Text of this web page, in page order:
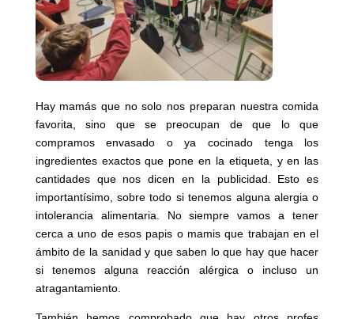
Hay mamás que no solo nos preparan nuestra comida
favorita, sino que se preocupan de que lo que
compramos envasado o ya cocinado tenga los
ingredientes exactos que pone en la etiqueta, y en las
cantidades que nos dicen en la publicidad. Esto es
importantísimo, sobre todo si tenemos alguna alergia o
intolerancia alimentaria. No siempre vamos a tener
cerca a uno de esos papis o mamis que trabajan en el
ámbito de la sanidad y que saben lo que hay que hacer
si tenemos alguna reacción alérgica o incluso un
atragantamiento.